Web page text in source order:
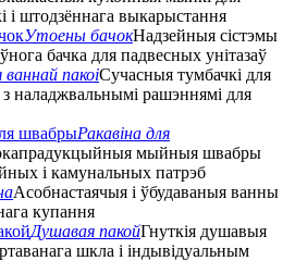
і штодзённага выкарыстання
Утоены бачокНадзейныя сістэмы
бачка для падвесных унітазаў
пакоіСучасныя тумбачкі для
з наладжвальнымі рашэннямі для
Ракавіна для
мыйныя швабры
і камунальных патрэб
Асобнастаячыя і ўбудаваныя ванны
купання
Душавая пакойГнуткія душавыя
шкла і індывідуальным